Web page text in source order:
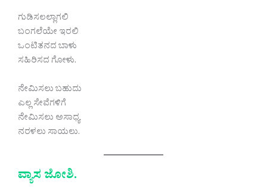
ಗುಡಿಸಲಲ್ಲಾಗಲಿ
ಬಂಗಲೆಯೇ ಇರಲಿ
ಒಂಟಿತನದ ಬಾಳು
ಸಹಿರಿಸದ ಗೋಳು.
ನೇಮಿಸಲು ಬಹುದು
ಎಲ್ಲ ಸೇವೆಗಳಿಗೆ
ನೇಮಿಸಲು ಅಸಾಧ್ಯ
ನರಳಲು ಸಾಯಲು.
ವ್ಯಾಸ ಜೋಶಿ.